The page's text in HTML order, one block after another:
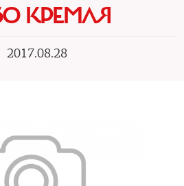
КРЕМЛЯ
2017.08.28